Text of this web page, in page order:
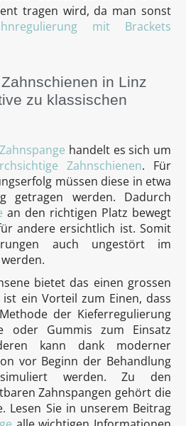
tragen wird, da man sonst
mit Brackets
in Linz
zu klassischen
handelt es sich um
Zahnschienen. Für
müssen diese in etwa
getragen werden. Dadurch
an den richtigen Platz bewegt
andere ersichtlich ist. Somit
auch ungestört im
bietet das einen grossen
ein Vorteil zum Einen, dass
der Kieferregulierung
oder Gummis zum Einsatz
kann dank moderner
vor Beginn der Behandlung
werden. Zu den
Zahnspangen gehört die
Lesen Sie in unserem Beitrag